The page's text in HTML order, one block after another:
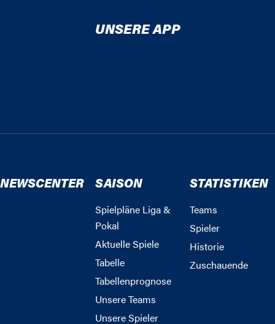
UNSERE APP
NEWSCENTER SAISON
Spielpläne Liga &
Pokal
Aktuelle Spiele
Tabelle
Tabellenprognose
Unsere Teams
Unsere Spieler
STATISTIKEN
Teams
Spieler
Historie
Zuschauende